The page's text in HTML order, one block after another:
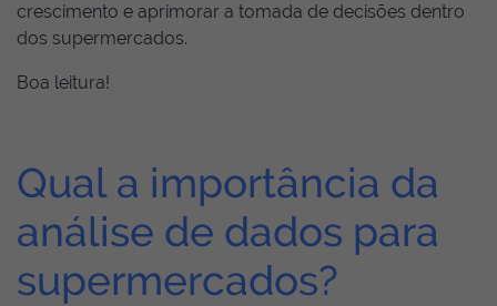
crescimento e aprimorar a tomada de decisões dentro
dos supermercados.
Boa leitura!
Qual a importância da
análise de dados para
supermercados?